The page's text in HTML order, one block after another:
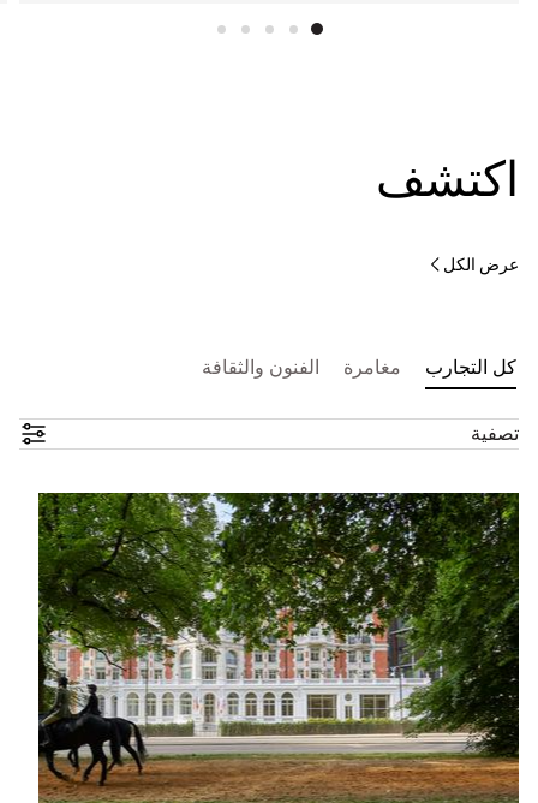
اكتشف
عرض الكل
كل التجارب مغامرة الفنون والثقافة
تصفية